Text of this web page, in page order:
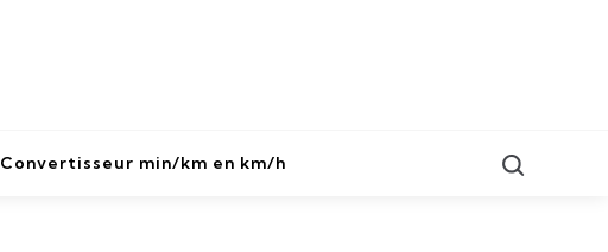
Convertisseur min/km en km/h